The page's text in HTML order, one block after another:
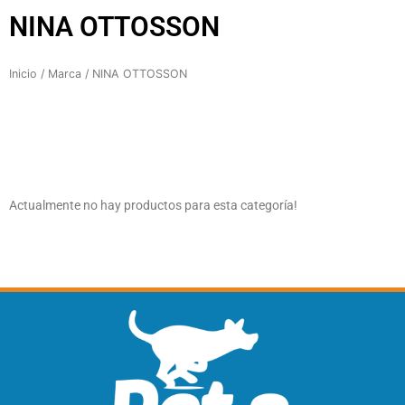
NINA OTTOSSON
Inicio / Marca / NINA OTTOSSON
Actualmente no hay productos para esta categoría!